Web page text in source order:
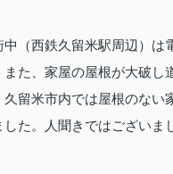
（西鉄久留米駅周辺）
また、家屋の屋根が大破し
留米市内では屋根のな
た。人聞きではございま